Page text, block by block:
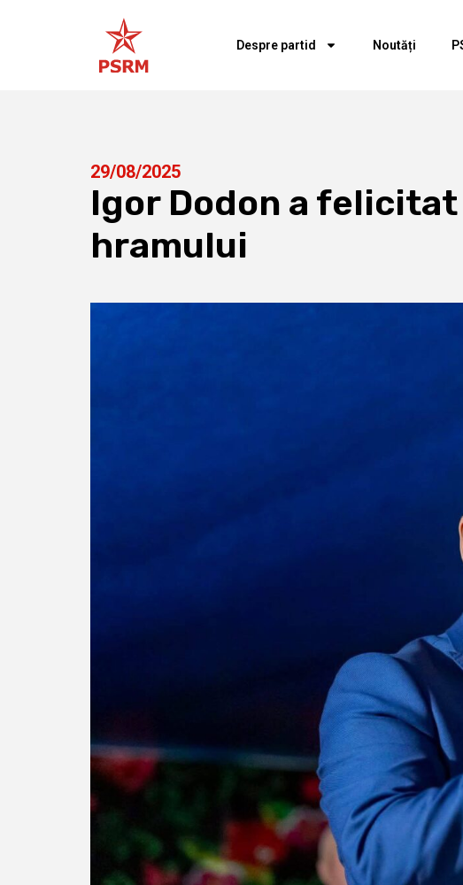
Despre partid Noutăți
29/08/2025
Igor Dodon a
hramului